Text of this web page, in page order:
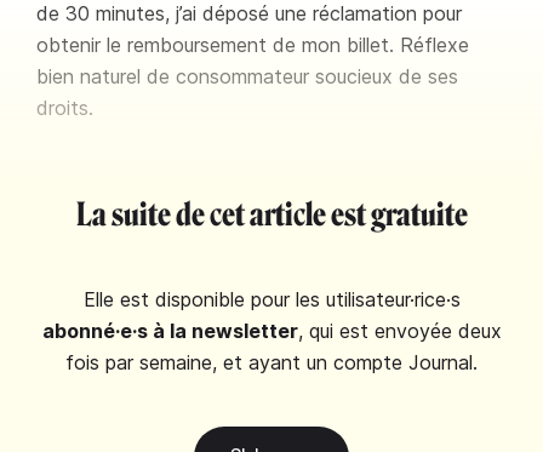
de 30 minutes, j’ai déposé une réclamation pour
obtenir le remboursement de mon billet. Réflexe
bien naturel de consommateur soucieux de ses
droits.
La suite de cet article est gratuite
Elle est disponible pour les utilisateur·rice·s
abonné·e·s à la newsletter, qui est envoyée deux
fois par semaine, et ayant un compte Journal.